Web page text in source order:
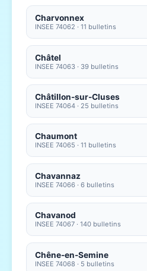
Charvonnex
INSEE 74062 · 11 bulletins
Châtel
INSEE 74063 · 39 bulletins
Châtillon-sur-Cluses
INSEE 74064 · 25 bulletins
Chaumont
INSEE 74065 · 11 bulletins
Chavannaz
INSEE 74066 · 6 bulletins
Chavanod
INSEE 74067 · 140 bulletins
Chêne-en-Semine
INSEE 74068 · 5 bulletins